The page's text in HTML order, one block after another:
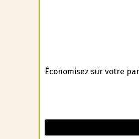
Économisez sur votre